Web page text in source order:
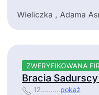
Wieliczka , Adama
ZWERYFIKOWANA
Bracia
12..........pokaż